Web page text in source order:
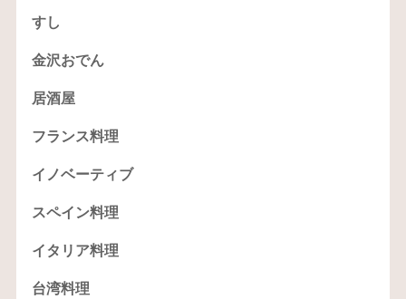
すし
金沢おでん
居酒屋
フランス料理
イノベーティブ
スペイン料理
イタリア料理
台湾料理